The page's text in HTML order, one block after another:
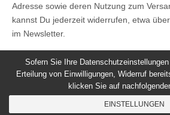
Adresse sowie deren Nutzung zum
kannst Du jederzeit widerrufen, etwa
im Newsletter.
Sofern Sie Ihre
Erteilung von Einwilligungen, Widerruf
klicken Sie auf
EINSTELLUNGEN